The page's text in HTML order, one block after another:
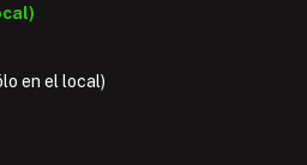
en el local)